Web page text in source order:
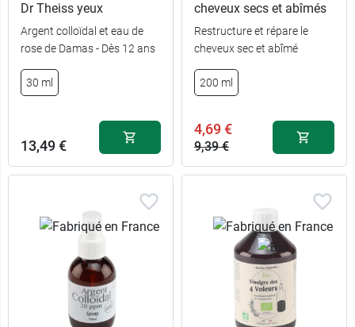
Dr Theiss yeux
Argent colloïdal et eau de
rose de Damas - Dès 12 ans
30 ml
13,49 €
cheveux secs et abîmés
Restructure et répare le
cheveux sec et abîmé
200 ml
4,69 €
9,39 €